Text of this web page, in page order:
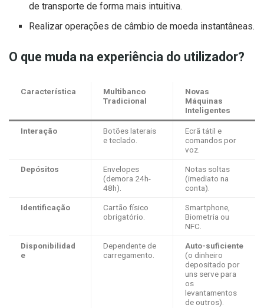
de transporte de forma mais intuitiva.
Realizar operações de câmbio de moeda instantâneas.
O que muda na experiência do utilizador?
Característica
Multibanco
Tradicional
Novas
Máquinas
Inteligentes
Interação
Botões laterais
e teclado.
Ecrã tátil e
comandos por
voz.
Depósitos
Envelopes
(demora 24h-
48h).
Notas soltas
(imediato na
conta).
Identificação
Cartão físico
obrigatório.
Smartphone,
Biometria ou
NFC.
Disponibilidad
e
Dependente de
carregamento.
Auto-suficiente
(o dinheiro
depositado por
uns serve para
os
levantamentos
de outros).